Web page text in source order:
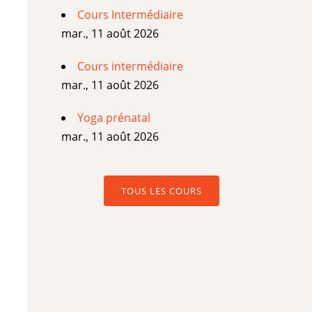
Cours Intermédiaire
mar., 11 août 2026
Cours intermédiaire
mar., 11 août 2026
Yoga prénatal
mar., 11 août 2026
TOUS LES COURS